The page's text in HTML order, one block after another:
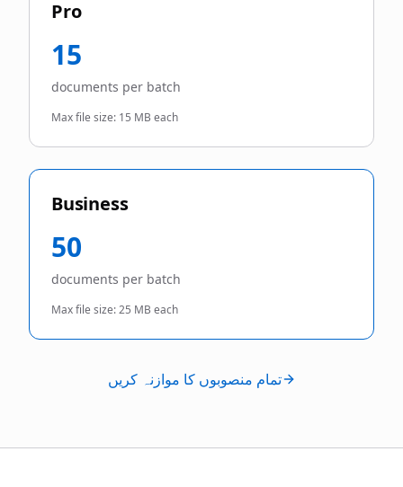
Pro
15
documents per batch
Max file size: 15 MB each
Business
50
documents per batch
Max file size:25 MB each
تمام منصوبوں کا موازنہ کریں